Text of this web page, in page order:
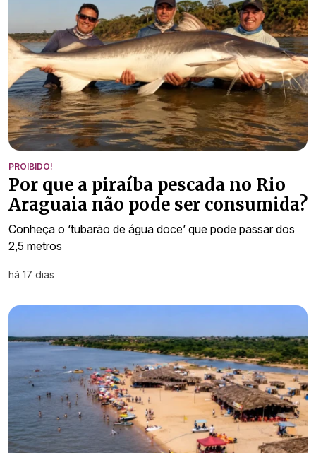
PROIBIDO!
Por que a piraíba pescada no Rio
Araguaia não pode ser consumida?
Conheça o ‘tubarão de água doce’ que pode passar dos
2,5 metros
há 17 dias